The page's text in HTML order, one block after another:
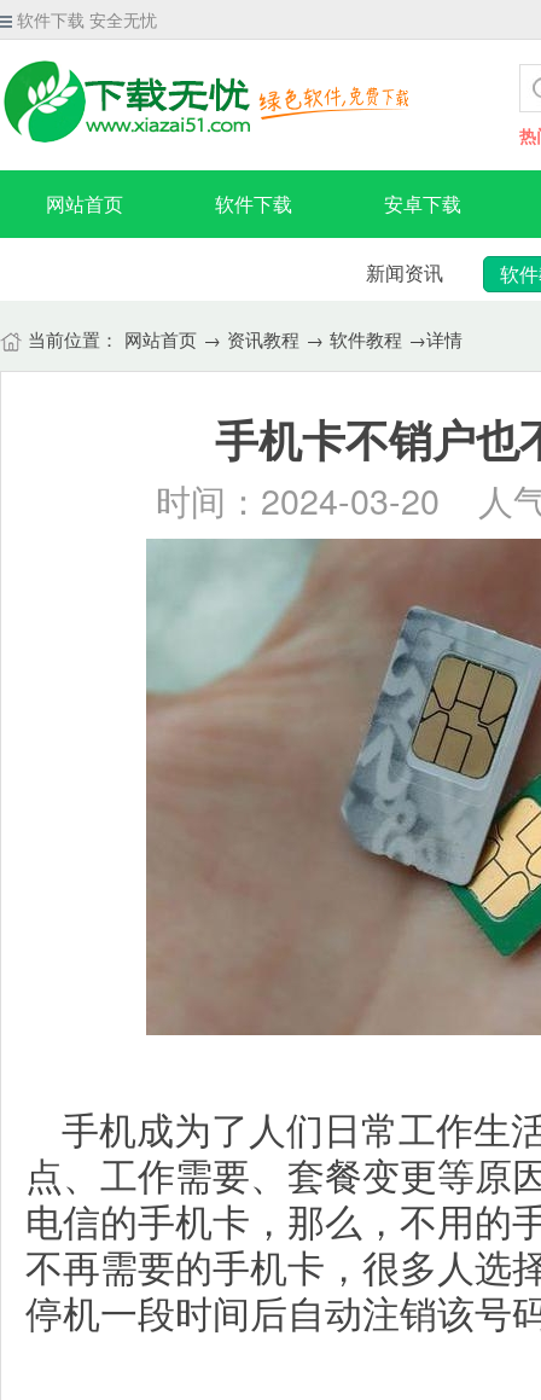
软件下载 安全无忧
热
网站首页 软件下载 安卓下载
新闻资讯 软
当前位置： 网站首页 → 资讯教程 → 软件教程 →详情
手机卡不销户也
时间：2024-03-20 人
手机成为了人们日常工作生
点、工作需要、套餐变更等原
电信的手机卡，那么，不用的
不再需要的手机卡，很多人选
停机一段时间后自动注销该号